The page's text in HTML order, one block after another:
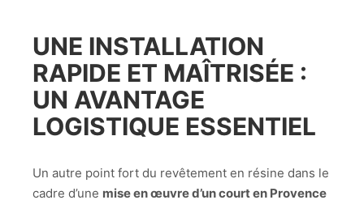
UNE INSTALLATION
RAPIDE ET MAÎTRISÉE :
UN AVANTAGE
LOGISTIQUE ESSENTIEL
Un autre point fort du revêtement en résine dans le
cadre d’une mise en œuvre d’un court en Provence